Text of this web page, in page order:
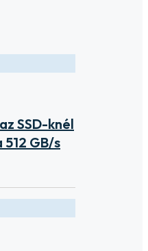
SSD-knél
512 GB/s